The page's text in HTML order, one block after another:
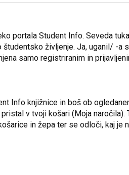
portala Student Info. Seveda
življenje. Ja, uganil/ -a
samo registriranim in
Info knjižnice in boš ob
v tvoji košari (Moja naročila).
in žepa ter se odloči, kaj je